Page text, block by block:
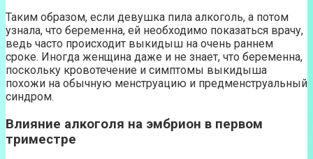
Таким образом, если девушка пила алкоголь, а потом
узнала, что беременна, ей необходимо показаться врачу,
ведь часто происходит выкидыш на очень раннем
сроке. Иногда женщина даже и не знает, что беременна,
поскольку кровотечение и симптомы выкидыша
похожи на обычную менструацию и предменструальный
синдром.
Влияние алкоголя на эмбрион в первом
триместре